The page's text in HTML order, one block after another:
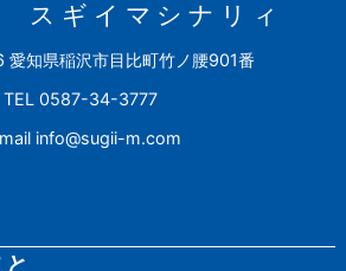
スギイマシナリィ
知県稲沢市目比町竹ノ腰901番
TEL 0587-34-3777
info@sugii-m.com